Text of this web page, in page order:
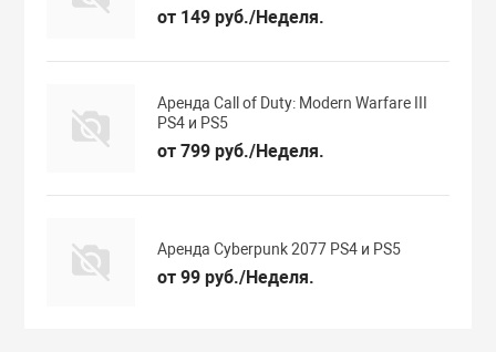
от 149 руб./Неделя.
Аренда Call of Duty: Modern Warfare III
PS4 и PS5
от 799 руб./Неделя.
Аренда Cyberpunk 2077 PS4 и PS5
от 99 руб./Неделя.